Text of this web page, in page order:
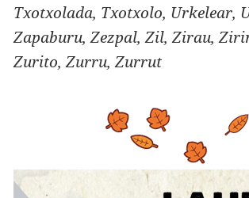
Txotxolada, Txotxolo, Urkelear,
Zapaburu, Zezpal, Zil, Zirau,
Zurito, Zurru, Zurrut